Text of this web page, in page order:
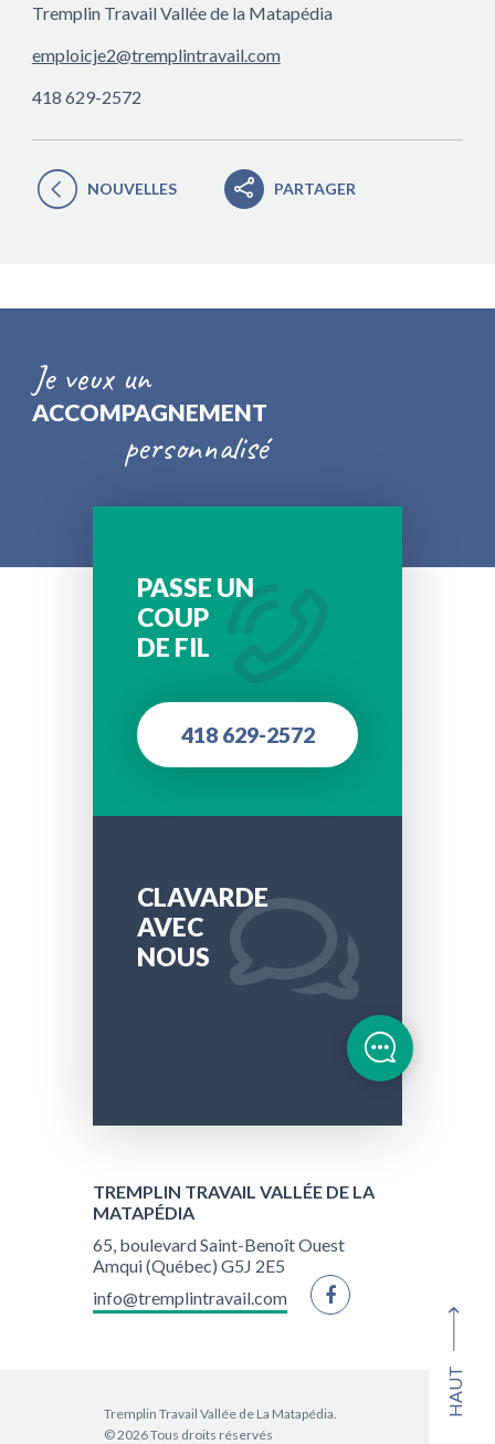
Tremplin Travail Vallée de la Matapédia
emploicje2@tremplintravail.com
418 629-2572
NOUVELLES PARTAGER
Je veux un
ACCOMPAGNEMENT
personnalisé
PASSE UN
COUP
DE FIL
418 629-2572
CLAVARDE
AVEC
NOUS
TREMPLIN TRAVAIL VALLÉE DE LA
MATAPÉDIA
65, boulevard Saint-Benoît Ouest
Amqui (Québec) G5J 2E5
info@tremplintravail.com
Tremplin Travail Vallée de La Matapédia.
© 2026 Tous droits réservés
HAUT